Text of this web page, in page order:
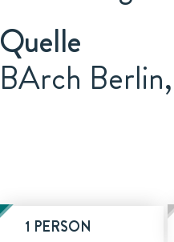
Quelle
BArch
1 PERSON